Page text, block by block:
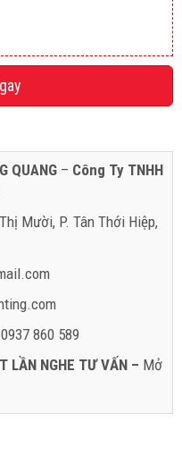
QUANG – Công Ty TNHH
Mười, P. Tân Thới Hiệp,
860 589
LẦN NGHE TƯ VẤN – Mở